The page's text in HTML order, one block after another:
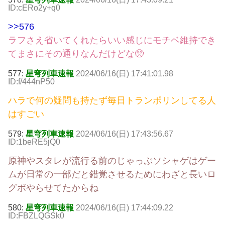
ID:cERo2y+q0
>>576
ラフさえ省いてくれたらいい感じにモチベ維持でき
てまさにその通りなんだけどな🥺
577: 星穹列車速報 2024/06/16(日) 17:41:01.98
ID:f/444nP50
ハラで何の疑問も持たず毎日トランポリンしてる人
はすごい
579: 星穹列車速報 2024/06/16(日) 17:43:56.67
ID:1beRE5jQ0
原神やスタレが流行る前のじゃっぷソシャゲはゲー
ムが日常の一部だと錯覚させるためにわざと長いロ
グボやらせてたからね
580: 星穹列車速報 2024/06/16(日) 17:44:09.22
ID:FBZLQGSk0